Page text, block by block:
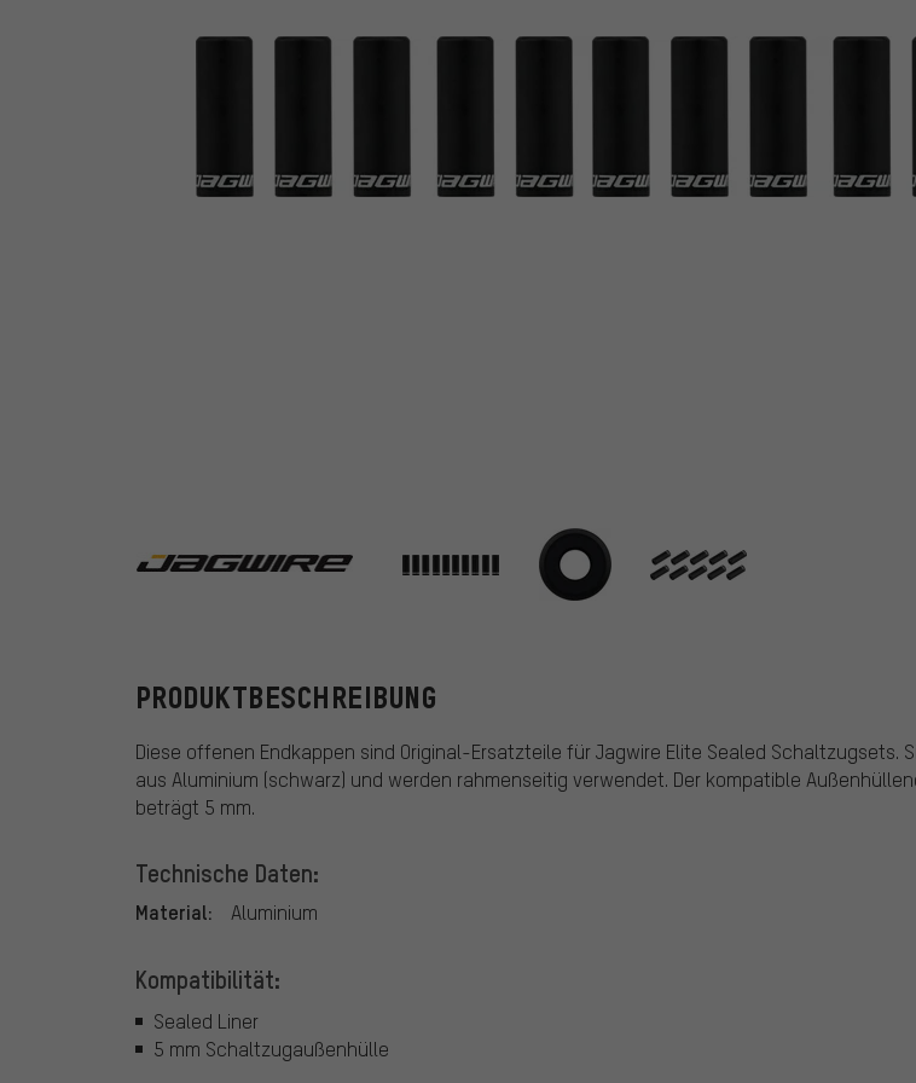
Jagwire
PRODUKTBESCHREIBUNG
Diese offenen Endkappen sind Original-Ersatzteile für Jagwire Elite Sealed Schaltzugsets.
aus Aluminium (schwarz) und werden rahmenseitig verwendet. Der kompatible
beträgt 5 mm.
Technische Daten:
Material: Aluminium
Kompatibilität:
Sealed Liner
5 mm Schaltzugaußenhülle